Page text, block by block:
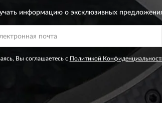
информацию о эксклюзивных
Вы соглашаетесь с Политикой